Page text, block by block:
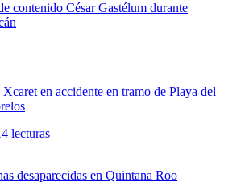
contenido César Gastélum durante
en accidente en tramo de Playa del
lecturas
desaparecidas en Quintana Roo